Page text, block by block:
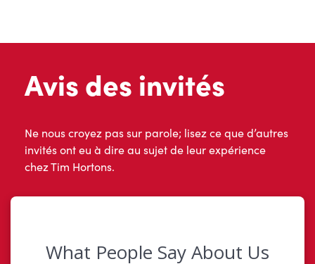
Avis des invités
Ne nous croyez pas sur parole; lisez ce que d’autres
invités ont eu à dire au sujet de leur expérience
chez Tim Hortons.